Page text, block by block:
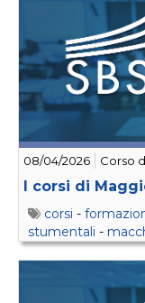
08/04/2026 Corso
I corsi di
corsi -
stumentali -